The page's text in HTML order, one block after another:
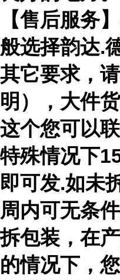
【售后服务
般选择韵达.
其它要求，
明），大件
这个您可以
特殊情况下
即可发.如未
周内可无条
拆包装，在
的情况下，